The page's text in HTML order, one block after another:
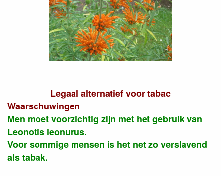
Legaal alternatief voor tabac
Waarschuwingen
Men moet voorzichtig zijn met het gebruik van
Leonotis leonurus.
Voor sommige mensen is het net zo verslavend
als tabak.